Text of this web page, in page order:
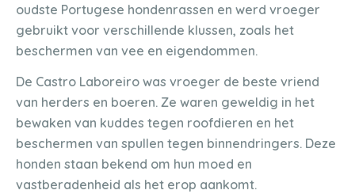
oudste Portugese hondenrassen en werd vroeger
gebruikt voor verschillende klussen, zoals het
beschermen van vee en eigendommen.
De Castro Laboreiro was vroeger de beste vriend
van herders en boeren. Ze waren geweldig in het
bewaken van kuddes tegen roofdieren en het
beschermen van spullen tegen binnendringers. Deze
honden staan bekend om hun moed en
vastberadenheid als het erop aankomt.